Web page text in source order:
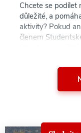
Chcete se podílet
důležité, a
aktivity? Pokud
členem